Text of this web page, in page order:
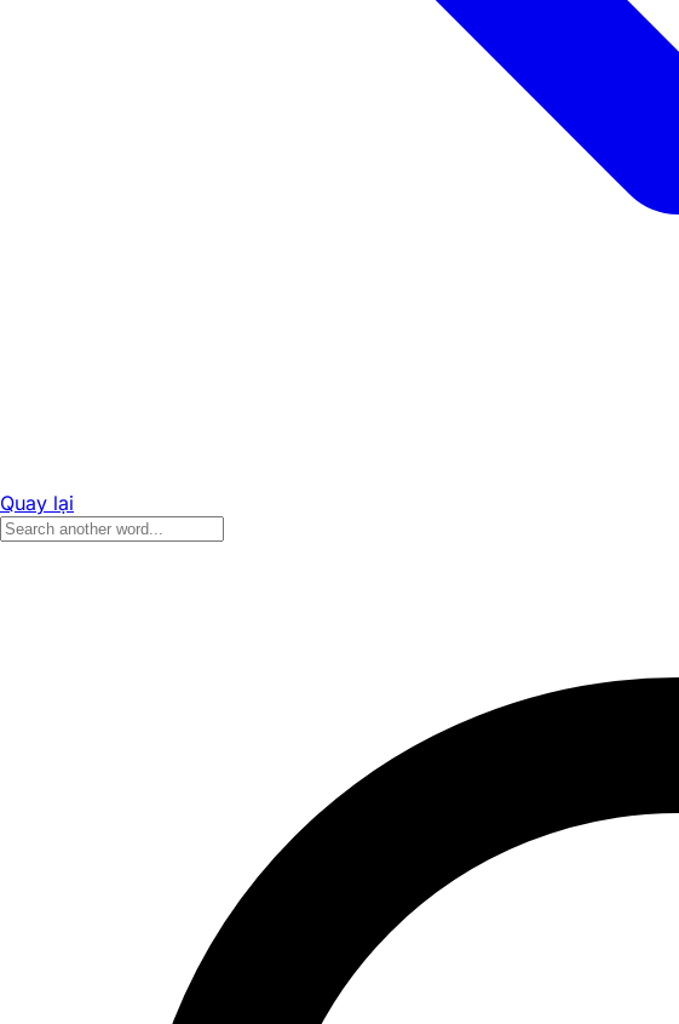
Quay lại